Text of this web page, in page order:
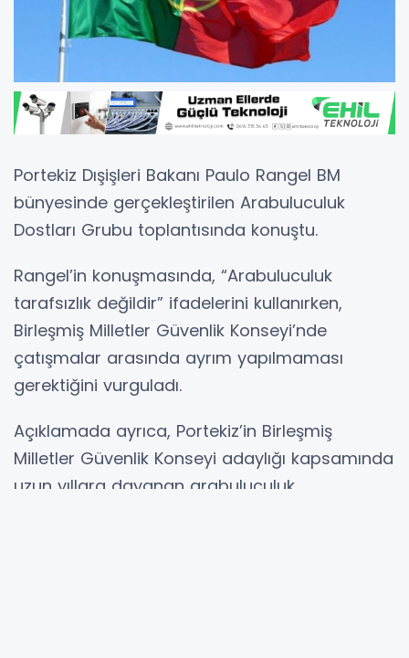
Portekiz Dışişleri Bakanı Paulo Rangel BM
bünyesinde gerçekleştirilen Arabuluculuk
Dostları Grubu toplantısında konuştu.
Rangel’in konuşmasında, “Arabuluculuk
tarafsızlık değildir” ifadelerini kullanırken,
Birleşmiş Milletler Güvenlik Konseyi’nde
çatışmalar arasında ayrım yapılmaması
gerektiğini vurguladı.
Açıklamada ayrıca, Portekiz’in Birleşmiş
Milletler Güvenlik Konseyi adaylığı kapsamında
uzun yıllara dayanan arabuluculuk